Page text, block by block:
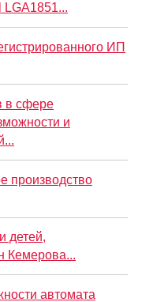
ИП
в сфере
и
производство
детей,
Кемерова...
автомата